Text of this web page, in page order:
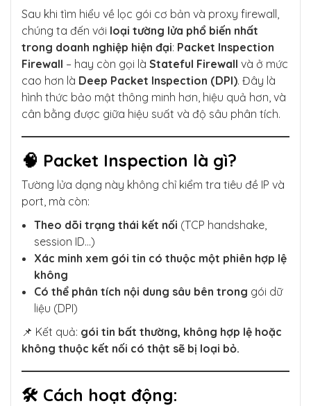
Sau khi tìm hiểu về lọc gói cơ bản và proxy firewall,
chúng ta đến với loại tường lửa phổ biến nhất
trong doanh nghiệp hiện đại: Packet Inspection
Firewall – hay còn gọi là Stateful Firewall và ở mức
cao hơn là Deep Packet Inspection (DPI). Đây là
hình thức bảo mật thông minh hơn, hiệu quả hơn, và
cân bằng được giữa hiệu suất và độ sâu phân tích.
🧠 Packet Inspection là gì?
Tường lửa dạng này không chỉ kiểm tra tiêu đề IP và
port, mà còn:
Theo dõi trạng thái kết nối (TCP handshake,
session ID…)
Xác minh xem gói tin có thuộc một phiên hợp lệ
không
Có thể phân tích nội dung sâu bên trong gói dữ
liệu (DPI)
📌 Kết quả: gói tin bất thường, không hợp lệ hoặc
không thuộc kết nối có thật sẽ bị loại bỏ.
🛠 Cách hoạt động: